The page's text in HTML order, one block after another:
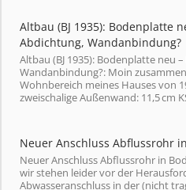
Altbau (BJ 1935): Bodenplatte
Abdichtung, Wandanbindung?
Altbau (BJ 1935): Bodenplatte neu
Wandanbindung?: Moin
Wohnbereich meines Hauses von
zweischalige Außenwand: 11,5 cm
Neuer Anschluss Abflussrohr
Neuer Anschluss Abflussrohr in
wir stehen leider vor der
Abwasseranschluss in der (nicht